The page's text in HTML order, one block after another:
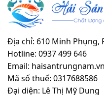
Địa chỉ: 610 Minh Phụng,
Hotline: 0937 499 646
Email:
Mã số thuế: 0317688586
Đại diện: Lê Thị Mỹ Dung